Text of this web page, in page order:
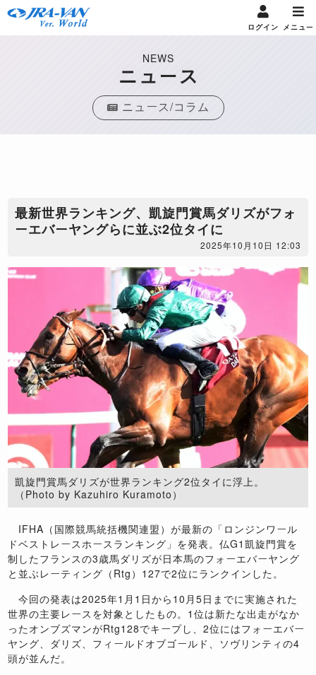
ログイン メニュー
NEWS
ニュース
ニュース/コラム
最新世界ランキング、凱旋門賞馬ダリズがフォ
ーエバーヤングらに並ぶ2位タイに
2025年10月10日 12:03
凱旋門賞馬ダリズが世界ランキング2位タイに浮上。
（Photo by Kazuhiro Kuramoto）
IFHA（国際競馬統括機関連盟）が最新の「ロンジンワール
ドベストレースホースランキング」を発表。仏G1凱旋門賞を
制したフランスの3歳馬ダリズが日本馬のフォーエバーヤング
と並ぶレーティング（Rtg）127で2位にランクインした。
今回の発表は2025年1月1日から10月5日までに実施された
世界の主要レースを対象としたもの。1位は新たな出走がなか
ったオンブズマンがRtg128でキープし、2位にはフォーエバー
ヤング、ダリズ、フィールドオブゴールド、ソヴリンティの4
頭が並んだ。